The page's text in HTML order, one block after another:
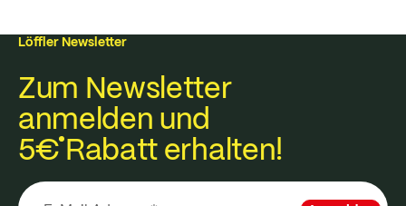
Löffler Newsletter
Zum Newsletter
anmelden und
5€Rabatt erhalten!